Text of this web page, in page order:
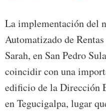
La implementación del
Automatizado de
Sarah, en San Pedro
coincidir con una
edificio de la Dirección
en Tegucigalpa, lugar